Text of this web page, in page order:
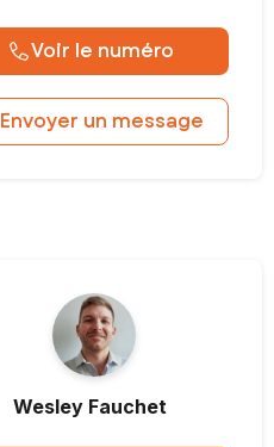
Voir le numéro
Envoyer un message
Wesley Fauchet